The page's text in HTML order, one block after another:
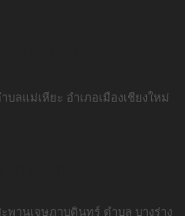
ลแม่เหียะ อำเภอเมืองเชียงใหม่
านเจษฏาบดินทร์ ตำบล บางร่าง